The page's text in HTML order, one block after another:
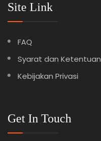
Site Link
FAQ
Syarat dan Ketentuan
Kebijakan Privasi
Get In Touch